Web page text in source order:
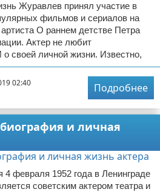
Журавлев принял участие в
фильмов и сериалов на
О раннем детстве Петра
Актер не любит
своей личной жизни. Известно,
02:40
Подробнее
и личная
февраля 1952 года в Ленинграде
советским актером театра и